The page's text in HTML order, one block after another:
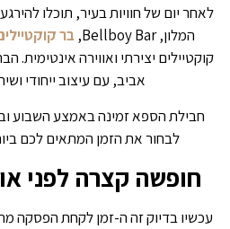
לאחר יום של חוויות בעיר, תוכלו
המלון, Bellboy Bar,
בר
קוקטיילים יצירתי ואווירה
אביב, עם עיצוב ייחודי
חבילת הספא זמינה באמצע השבוע
לבחור את הזמן המתאים לכם
חופשה קצרה לפני
עכשיו בדיוק זה ה-זמן לקחת הפסקה